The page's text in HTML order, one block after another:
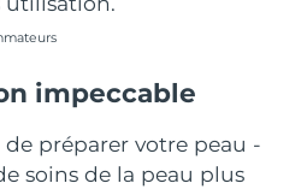
impeccable
préparer votre peau -
soins de la peau plus